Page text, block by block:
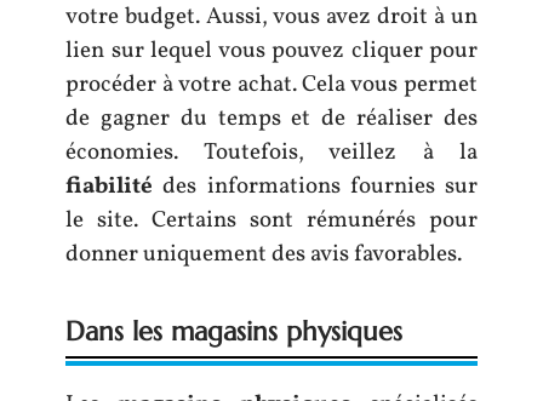
votre budget. Aussi, vous avez droit à un
lien sur lequel vous pouvez cliquer pour
procéder à votre achat. Cela vous permet
de gagner du temps et de réaliser des
économies. Toutefois, veillez à la
fiabilité des informations fournies sur
le site. Certains sont rémunérés pour
donner uniquement des avis favorables.
Dans les magasins physiques